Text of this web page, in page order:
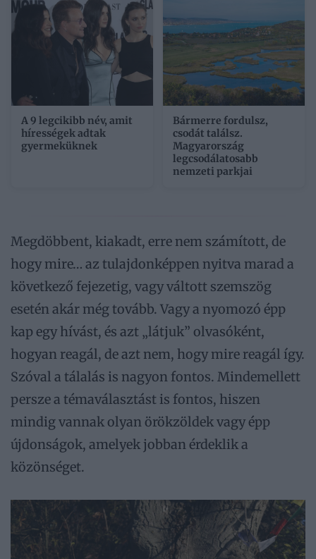
A 9 legcikibb név, amit
hírességek adtak
gyermeküknek
Bármerre fordulsz,
csodát találsz.
Magyarország
legcsodálatosabb
nemzeti parkjai
Megdöbbent, kiakadt, erre nem számított, de
hogy mire… az tulajdonképpen nyitva marad a
következő fejezetig, vagy váltott szemszög
esetén akár még tovább. Vagy a nyomozó épp
kap egy hívást, és azt „látjuk” olvasóként,
hogyan reagál, de azt nem, hogy mire reagál így.
Szóval a tálalás is nagyon fontos. Mindemellett
persze a témaválasztást is fontos, hiszen
mindig vannak olyan örökzöldek vagy épp
újdonságok, amelyek jobban érdeklik a
közönséget.